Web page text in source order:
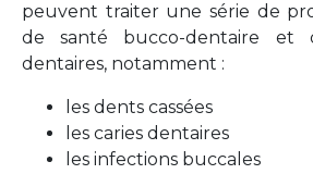
peuvent traiter une série de
de santé bucco-dentaire et
dentaires, notamment :
les dents cassées
les caries dentaires
les infections buccales